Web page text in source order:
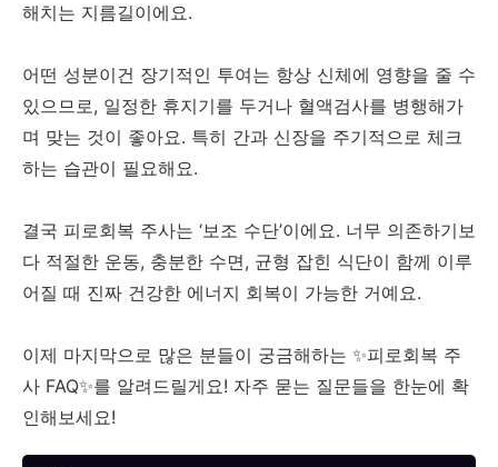
해치는 지름길이에요.
어떤 성분이건 장기적인 투여는 항상 신체에 영향을 줄 수
있으므로, 일정한 휴지기를 두거나 혈액검사를 병행해가
며 맞는 것이 좋아요. 특히 간과 신장을 주기적으로 체크
하는 습관이 필요해요.
결국 피로회복 주사는 ‘보조 수단’이에요. 너무 의존하기보
다 적절한 운동, 충분한 수면, 균형 잡힌 식단이 함께 이루
어질 때 진짜 건강한 에너지 회복이 가능한 거예요.
이제 마지막으로 많은 분들이 궁금해하는 ✨피로회복 주
사 FAQ✨를 알려드릴게요! 자주 묻는 질문들을 한눈에 확
인해보세요!